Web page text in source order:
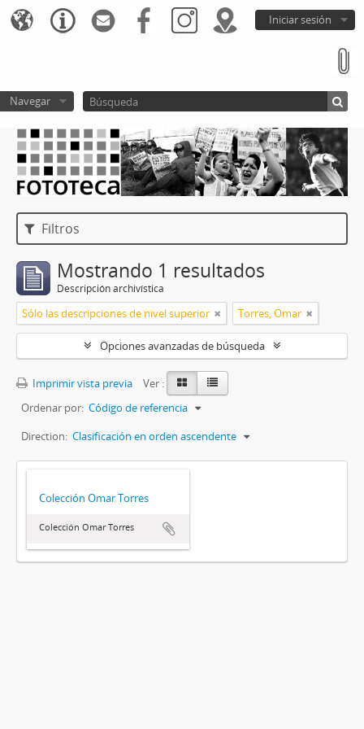
Iniciar sesión
Navegar
Filtros
Mostrando 1 resultados
Descripción archivística
Sólo las descripciones de nivel superior Torres, Omar
Opciones avanzadas de búsqueda
Imprimir vista previa
Ver :
Ordenar por: Código de referencia
Direction: Clasificación en orden ascendente
Colección Omar Torres
Colección Omar Torres